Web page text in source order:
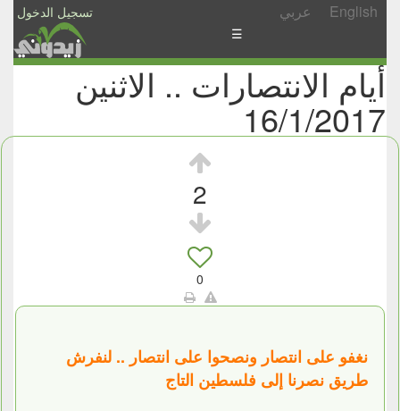
تسجيل الدخول عربي English
الأخبار
والمشاركات
☰
أيام الانتصارات .. الاثنين
16/1/2017
2
0
نغفو على انتصار ونصحوا على انتصار .. لنفرش
طريق نصرنا إلى فلسطين التاج